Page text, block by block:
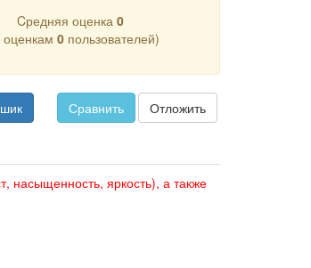
Cредняя оценка0
оценкам0 пользователей)
Сравнить Отложить
насыщенность, яркость), а также